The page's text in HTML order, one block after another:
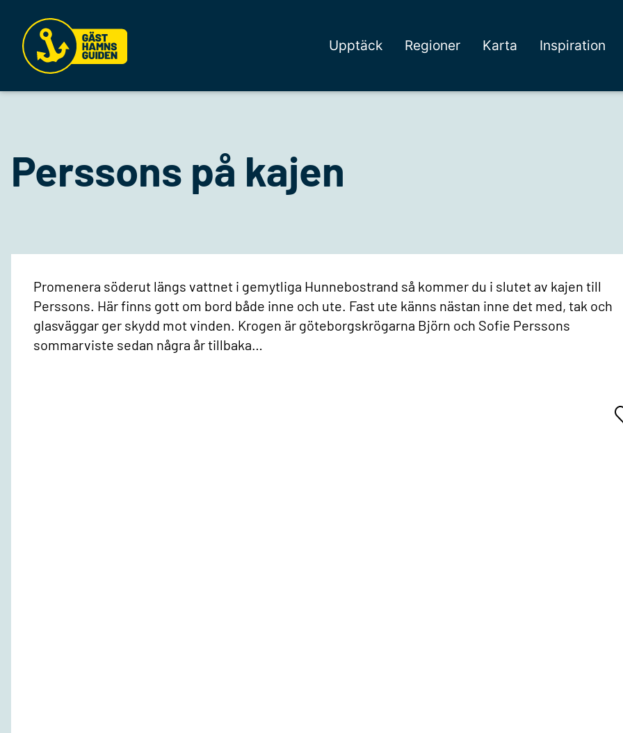
Upptäck Regioner Karta Inspiration
Perssons på kajen
Promenera söderut längs vattnet i gemytliga Hunnebostrand så kommer du i slutet av kajen till
Perssons. Här finns gott om bord både inne och ute. Fast ute känns nästan inne det med, tak och
glasväggar ger skydd mot vinden. Krogen är göteborgskrögarna Björn och Sofie Perssons
sommarviste sedan några år tillbaka…